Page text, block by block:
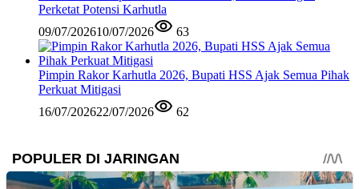
Perketat Potensi Karhutla
09/07/202610/07/2026 63
Pimpin Rakor Karhutla 2026, Bupati HSS Ajak Semua Pihak
Perkuat Mitigasi
16/07/202622/07/2026 62